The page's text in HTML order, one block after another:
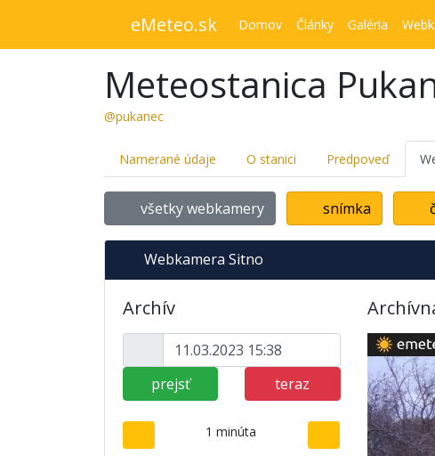
eMeteo.sk Domov Články Galéria
Meteostanica
@pukanec
Namerané údaje O stanici Predpoveď
všetky webkamery snímka
Webkamera Sitno
Archív
prejsť teraz
1 minúta